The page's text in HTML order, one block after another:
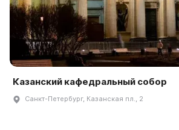
Казанский кафедральный собор
Санкт-Петербург, Казанская пл., 2